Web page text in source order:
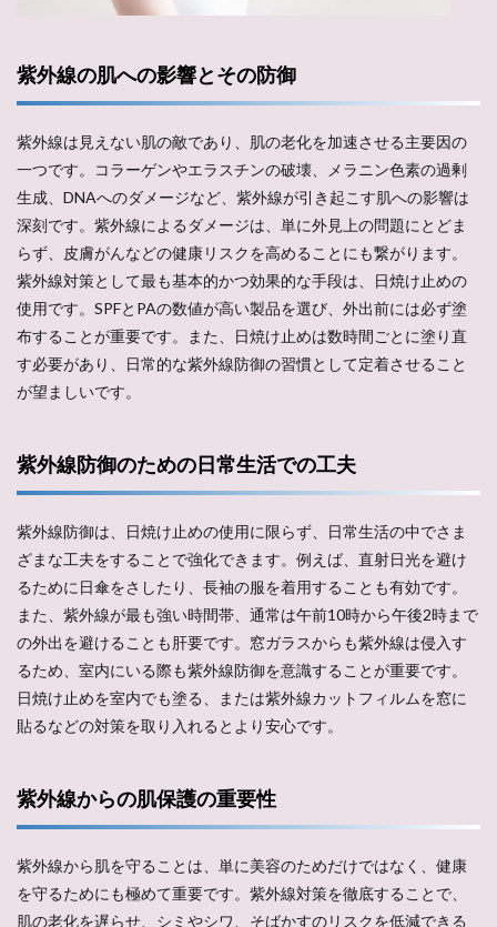
紫外線の肌への影響とその防御
紫外線は見えない肌の敵であり、肌の老化を加速させる主要因の
一つです。コラーゲンやエラスチンの破壊、メラニン色素の過剰
生成、DNAへのダメージなど、紫外線が引き起こす肌への影響は
深刻です。紫外線によるダメージは、単に外見上の問題にとどま
らず、皮膚がんなどの健康リスクを高めることにも繋がります。
紫外線対策として最も基本的かつ効果的な手段は、日焼け止めの
使用です。SPFとPAの数値が高い製品を選び、外出前には必ず塗
布することが重要です。また、日焼け止めは数時間ごとに塗り直
す必要があり、日常的な紫外線防御の習慣として定着させること
が望ましいです。
紫外線防御のための日常生活での工夫
紫外線防御は、日焼け止めの使用に限らず、日常生活の中でさま
ざまな工夫をすることで強化できます。例えば、直射日光を避け
るために日傘をさしたり、長袖の服を着用することも有効です。
また、紫外線が最も強い時間帯、通常は午前10時から午後2時まで
の外出を避けることも肝要です。窓ガラスからも紫外線は侵入す
るため、室内にいる際も紫外線防御を意識することが重要です。
日焼け止めを室内でも塗る、または紫外線カットフィルムを窓に
貼るなどの対策を取り入れるとより安心です。
紫外線からの肌保護の重要性
紫外線から肌を守ることは、単に美容のためだけではなく、健康
を守るためにも極めて重要です。紫外線対策を徹底することで、
肌の老化を遅らせ、シミやシワ、そばかすのリスクを低減できる